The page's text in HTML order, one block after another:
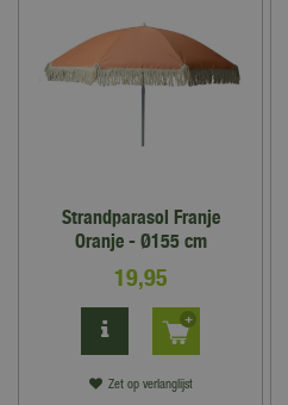
Strandparasol Franje
Oranje - Ø155 cm
19,95
Zet op verlanglijst